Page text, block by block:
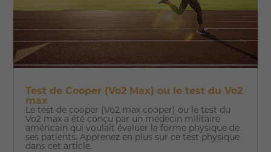
Test de Cooper (Vo2 Max) ou le test du Vo2
max
Le test de cooper (Vo2 max cooper) ou le test du
Vo2 max a été conçu par un médecin militaire
américain qui voulait évaluer la forme physique de
ses patients. Apprenez en plus sur ce test physique
dans cet article.